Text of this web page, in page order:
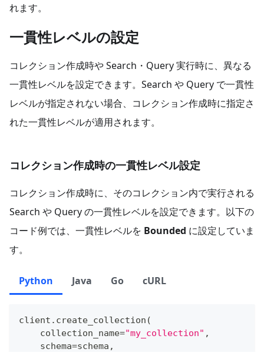
れます。
一貫性レベルの設定
コレクション作成時や Search・Query 実行時に、異なる
一貫性レベルを設定できます。Search や Query で一貫性
レベルが指定されない場合、コレクション作成時に指定さ
れた一貫性レベルが適用されます。
コレクション作成時の一貫性レベル設定
コレクション作成時に、そのコレクション内で実行される
Search や Query の一貫性レベルを設定できます。以下の
コード例では、一貫性レベルを Bounded に設定していま
す。
Python Java Go cURL
client . create_collection (
    collection_name
="my_collection" ,
    schema
=schema ,